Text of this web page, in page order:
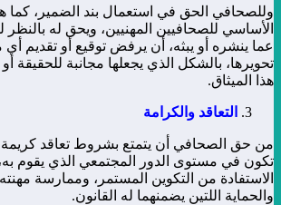
وللصحافي الحق في استعمال بند الضمير، كما
الأساسي للصحافيين المهنيين، ويحق له
عما ينشره أو يبثه، أن يرفض توقيع أو تقديم أي
تحويرها، بالشكل الذي يجعلها مجانبة للحقيقة
هذا الميثاق.
التعاقد والكرامة
من حق الصحافي أن يتمتع بشروط تعاقد
تكون في مستوى الدور المجتمعي الذي يقوم
الاستفادة من التكوين المستمر، وممارسة
والحماية اللتين يضمنهما له القانون.